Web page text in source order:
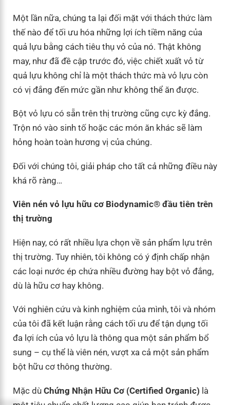
Một lần nữa, chúng ta lại đối mặt với thách thức làm
thế nào để tối ưu hóa những lợi ích tiềm năng của
quả lựu bằng cách tiêu thụ vỏ của nó. Thật không
may, như đã đề cập trước đó, việc chiết xuất vỏ từ
quả lựu không chỉ là một thách thức mà vỏ lựu còn
có vị đắng đến mức gần như không thể ăn được.
Bột vỏ lựu có sẵn trên thị trường cũng cực kỳ đắng.
Trộn nó vào sinh tố hoặc các món ăn khác sẽ làm
hỏng hoàn toàn hương vị của chúng.
Đối với chúng tôi, giải pháp cho tất cả những điều này
khá rõ ràng…
Viên nén vỏ lựu hữu cơ Biodynamic® đầu tiên trên
thị trường
Hiện nay, có rất nhiều lựa chọn về sản phẩm lựu trên
thị trường. Tuy nhiên, tôi không có ý định chấp nhận
các loại nước ép chứa nhiều đường hay bột vỏ đắng,
dù là hữu cơ hay không.
Với nghiên cứu và kinh nghiệm của mình, tôi và nhóm
của tôi đã kết luận rằng cách tối ưu để tận dụng tối
đa lợi ích của vỏ lựu là thông qua một sản phẩm bổ
sung – cụ thể là viên nén, vượt xa cả một sản phẩm
bột hữu cơ thông thường.
Mặc dù Chứng Nhận Hữu Cơ (Certified Organic) là